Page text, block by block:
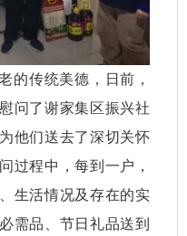
的传统美德，日前，
问了谢家集区振兴社
他们送去了深切关怀
过程中，每到一户，
生活情况及存在的实
需品、节日礼品送到